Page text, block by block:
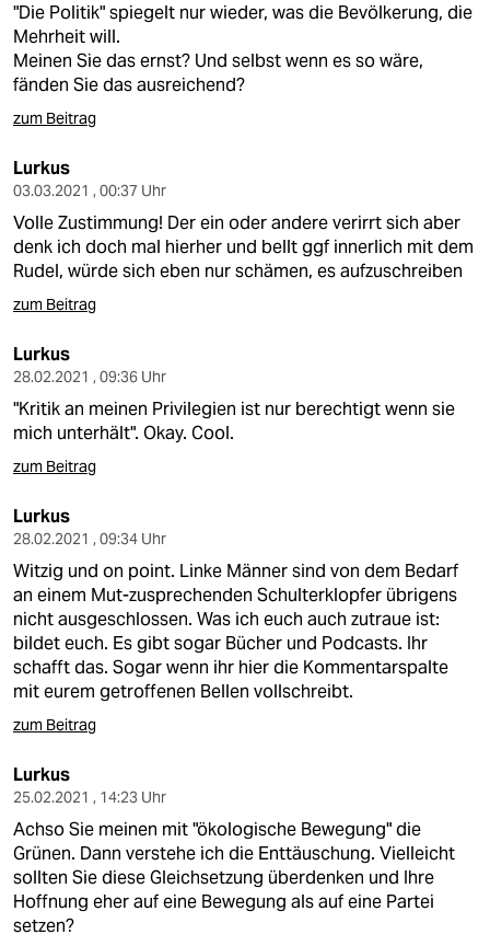
"Die Politik" spiegelt nur wieder, was die Bevölkerung, die
Mehrheit will.
Meinen Sie das ernst? Und selbst wenn es so wäre,
fänden Sie das ausreichend?
zum Beitrag
Lurkus
03.03.2021 , 00:37 Uhr
Volle Zustimmung! Der ein oder andere verirrt sich aber
denk ich doch mal hierher und bellt ggf innerlich mit dem
Rudel, würde sich eben nur schämen, es aufzuschreiben
zum Beitrag
Lurkus
28.02.2021 , 09:36 Uhr
"Kritik an meinen Privilegien ist nur berechtigt wenn sie
mich unterhält". Okay. Cool.
zum Beitrag
Lurkus
28.02.2021 , 09:34 Uhr
Witzig und on point. Linke Männer sind von dem Bedarf
an einem Mut-zusprechenden Schulterklopfer übrigens
nicht ausgeschlossen. Was ich euch auch zutraue ist:
bildet euch. Es gibt sogar Bücher und Podcasts. Ihr
schafft das. Sogar wenn ihr hier die Kommentarspalte
mit eurem getroffenen Bellen vollschreibt.
zum Beitrag
Lurkus
25.02.2021 , 14:23 Uhr
Achso Sie meinen mit "ökologische Bewegung" die
Grünen. Dann verstehe ich die Enttäuschung. Vielleicht
sollten Sie diese Gleichsetzung überdenken und Ihre
Hoffnung eher auf eine Bewegung als auf eine Partei
setzen?